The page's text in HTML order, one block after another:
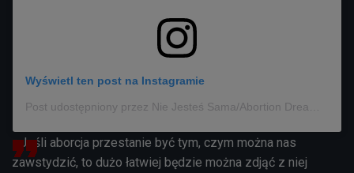
Wyświetl ten post na Instagramie
- Jeśli aborcja przestanie być tym, czym można nas
zawstydzić, to dużo łatwiej będzie można zdjąć z niej